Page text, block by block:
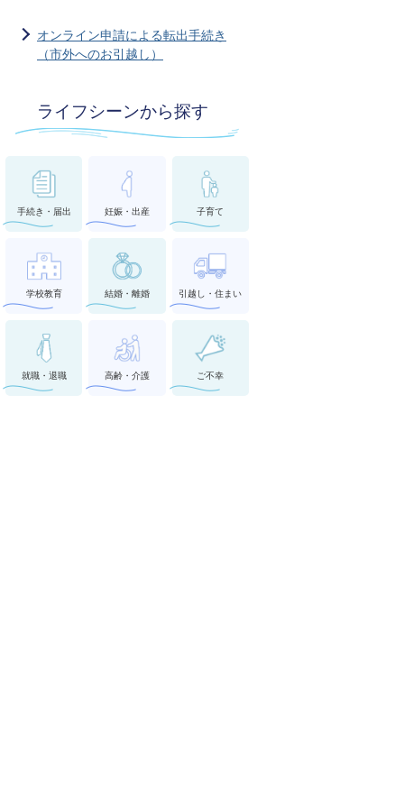
オンライン申請による転出手続き
（市外へのお引越し）
ライフシーンから探す
手続き・届出 妊娠・出産 子育て
学校教育 結婚・離婚 引越し・住まい
就職・退職 高齢・介護 ご不幸